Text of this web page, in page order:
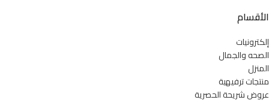
الأقسام
إلكترونيات
الصحه والجمال
المنزل
منتجات ترفيهية
عروض شريحة الحصرية